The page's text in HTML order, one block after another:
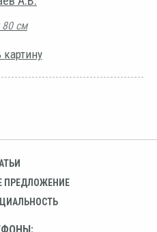
80 см
картину
ПРЕДЛОЖЕНИЕ